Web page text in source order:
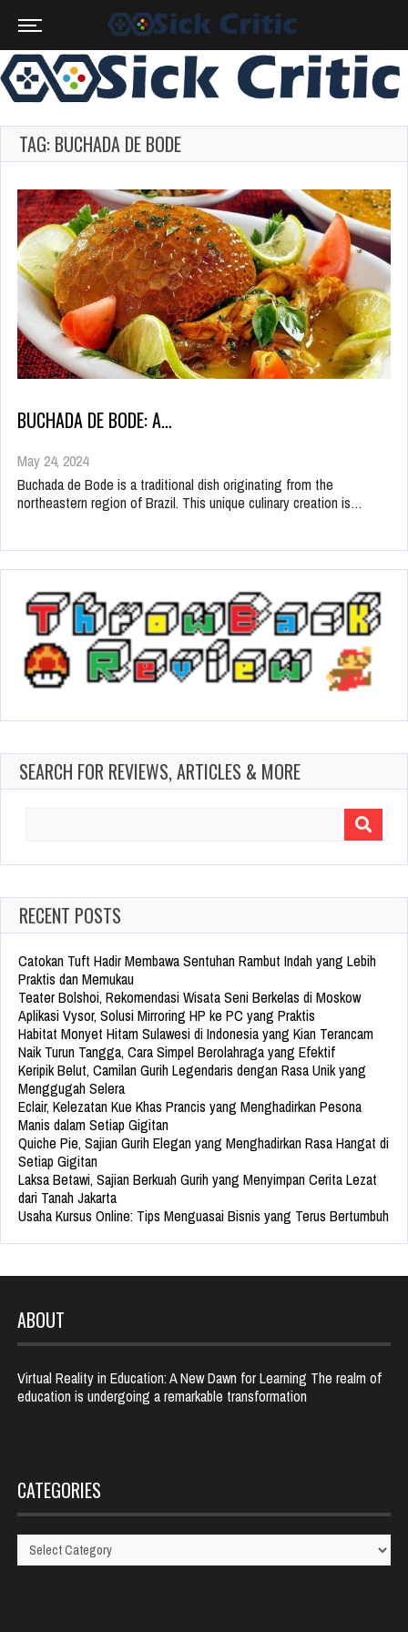
TAG: BUCHADA DE BODE
BUCHADA DE BODE: A…
May 24, 2024
Buchada de Bode is a traditional dish originating from the
northeastern region of Brazil. This unique culinary creation is…
SEARCH FOR REVIEWS, ARTICLES & MORE
RECENT POSTS
Catokan Tuft Hadir Membawa Sentuhan Rambut Indah yang Lebih
Praktis dan Memukau
Teater Bolshoi, Rekomendasi Wisata Seni Berkelas di Moskow
Aplikasi Vysor, Solusi Mirroring HP ke PC yang Praktis
Habitat Monyet Hitam Sulawesi di Indonesia yang Kian Terancam
Naik Turun Tangga, Cara Simpel Berolahraga yang Efektif
Keripik Belut, Camilan Gurih Legendaris dengan Rasa Unik yang
Menggugah Selera
Eclair, Kelezatan Kue Khas Prancis yang Menghadirkan Pesona
Manis dalam Setiap Gigitan
Quiche Pie, Sajian Gurih Elegan yang Menghadirkan Rasa Hangat di
Setiap Gigitan
Laksa Betawi, Sajian Berkuah Gurih yang Menyimpan Cerita Lezat
dari Tanah Jakarta
Usaha Kursus Online: Tips Menguasai Bisnis yang Terus Bertumbuh
ABOUT
Virtual Reality in Education: A New Dawn for Learning The realm of
education is undergoing a remarkable transformation
CATEGORIES
Categories